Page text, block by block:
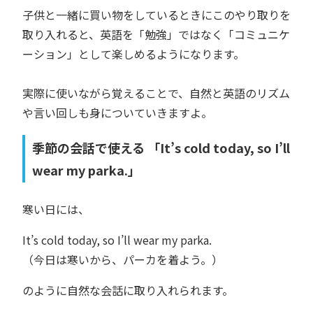
子供と一緒に買い物をしているときにこのやり取りを
取り入れると、英語を「勉強」ではなく「コミュニケ
ーション」として楽しめるようになります。
実際に使いながら覚えることで、自然と英語のリズム
や言い回しも身についていきますよ。
季節の会話で使える 「It’s cold today, so I’ll
wear my parka.」
寒い日には、
It’s cold today, so I’ll wear my parka.
（今日は寒いから、パーカを着よう。）
のように自然な会話に取り入れられます。